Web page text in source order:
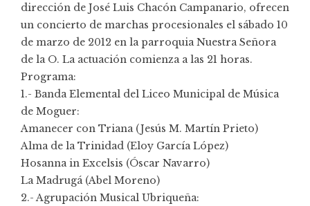
dirección de José Luis Chacón Campanario, ofrecen
un concierto de marchas procesionales el sábado 10
de marzo de 2012 en la parroquia Nuestra Señora
de la O. La actuación comienza a las 21 horas.
Programa:
1.- Banda Elemental del Liceo Municipal de Música
de Moguer:
Amanecer con Triana (Jesús M. Martín Prieto)
Alma de la Trinidad (Eloy García López)
Hosanna in Excelsis (Óscar Navarro)
La Madrugá (Abel Moreno)
2.- Agrupación Musical Ubriqueña: